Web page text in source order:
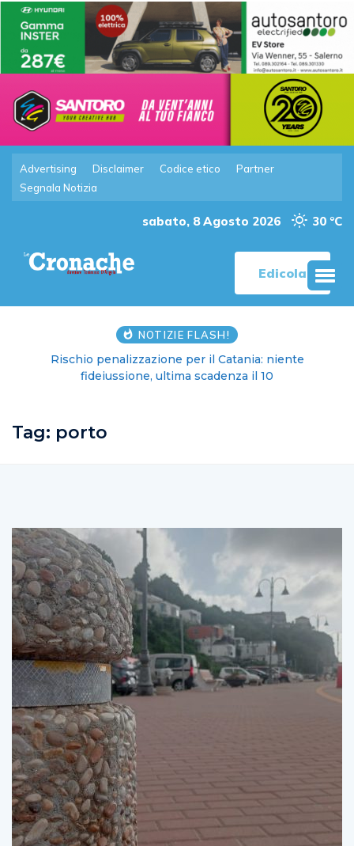
Advertising Disclaimer Codice etico
Partner
Segnala Notizia
sabato, 8 Agosto 2026 30 °C
Edicola
NOTIZIE FLASH!
Rischio penalizzazione per il Catania: niente
fideiussione, ultima scadenza il 10
Tag: porto